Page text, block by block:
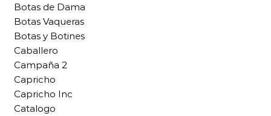
Botas de Dama
Botas Vaqueras
Botas y Botines
Caballero
Campaña 2
Capricho
Capricho Inc
Catalogo